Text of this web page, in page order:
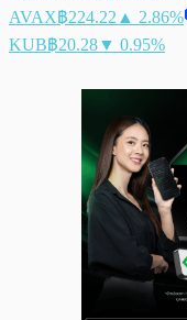
AVAX฿224.22 ▲ 2.86%
KUB฿20.28▼ 0.95%